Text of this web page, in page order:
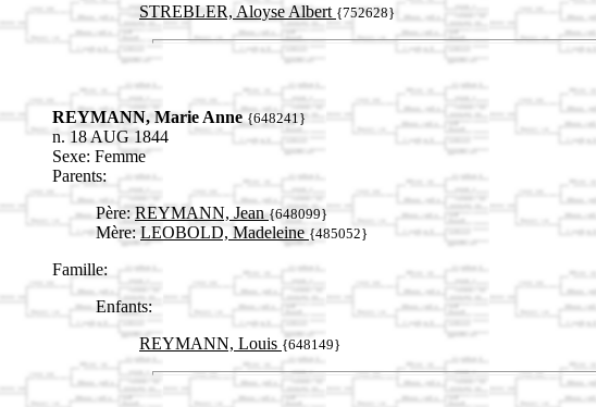
STREBLER, Aloyse Albert {752628}
REYMANN, Marie Anne{648241}
n. 18 AUG 1844
Sexe: Femme
Parents:
Père: REYMANN, Jean{648099}
Mère: LEOBOLD, Madeleine {485052}
Famille:
Enfants:
REYMANN, Louis {648149}